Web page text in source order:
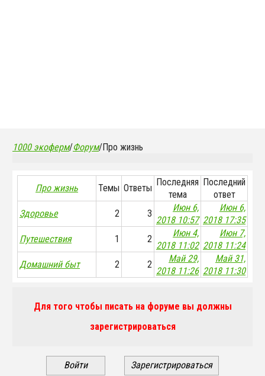
1000 экоферм/Форум/Про жизнь
Про жизнь Темы Ответы
Последняя
тема
Последний
ответ
Здоровье
2 3
Июн 6,
2018 10:57
Июн 6,
2018 17:35
Путешествия
1 2
Июн 4,
2018 11:02
Июн 7,
2018 11:24
Домашний быт
2 2
Май 29,
2018 11:26
Май 31,
2018 11:30
Для того чтобы писать на форуме вы должны
зарегистрироваться
Войти Зарегистрироваться